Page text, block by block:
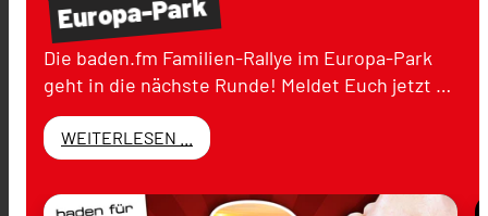
Europa-Park
Die baden.fm Familien-Rallye im Europa-Park
geht in die nächste Runde! Meldet Euch jetzt …
WEITERLESEN ...